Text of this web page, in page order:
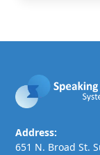
Address:
651 N. Broad St.